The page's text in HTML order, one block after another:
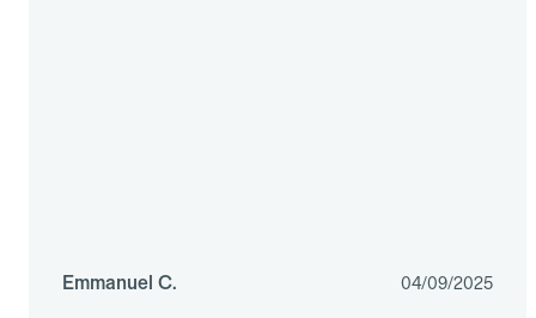
Emmanuel C. 04/09/2025